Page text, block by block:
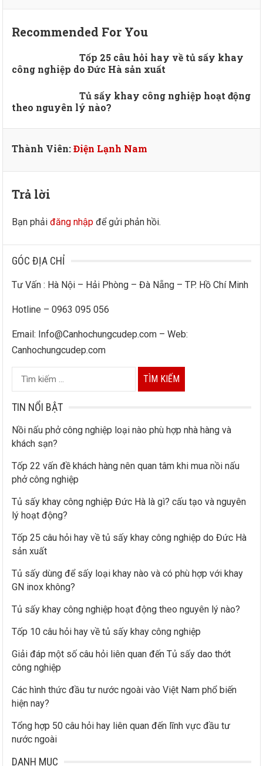
Recommended For You
Tốp 25 câu hỏi hay về tủ sấy khay
công nghiệp do Đức Hà sản xuất
Tủ sấy khay công nghiệp hoạt động
theo nguyên lý nào?
Thành Viên:Điện Lạnh Nam
Trả lời
Bạn phảiđăng nhập để gửi phản hồi.
GÓC ĐỊA CHỈ
Tư Vấn : Hà Nội – Hải Phòng – Đà Nẵng – TP. Hồ Chí Minh
Hotline – 0963 095 056
Email: Info@Canhochungcudep.com – Web:
Canhochungcudep.com
ì
m
i
m
c
h
o
:
TIN NỔI BẬT
Nồi nấu phở công nghiệp loại nào phù hợp nhà hàng và
khách sạn?
Tốp 22 vấn đề khách hàng nên quan tâm khi mua nồi nấu
phở công nghiệp
Tủ sấy khay công nghiệp Đức Hà là gì? cấu tạo và nguyên
lý hoạt động?
Tốp 25 câu hỏi hay về tủ sấy khay công nghiệp do Đức Hà
sản xuất
Tủ sấy dùng để sấy loại khay nào và có phù hợp với khay
GN inox không?
Tủ sấy khay công nghiệp hoạt động theo nguyên lý nào?
Tốp 10 câu hỏi hay về tủ sấy khay công nghiệp
Giải đáp một số câu hỏi liên quan đến Tủ sấy dao thớt
công nghiệp
Các hình thức đầu tư nước ngoài vào Việt Nam phổ biến
hiện nay?
Tổng hợp 50 câu hỏi hay liên quan đến lĩnh vực đầu tư
nước ngoài
DANH MỤC